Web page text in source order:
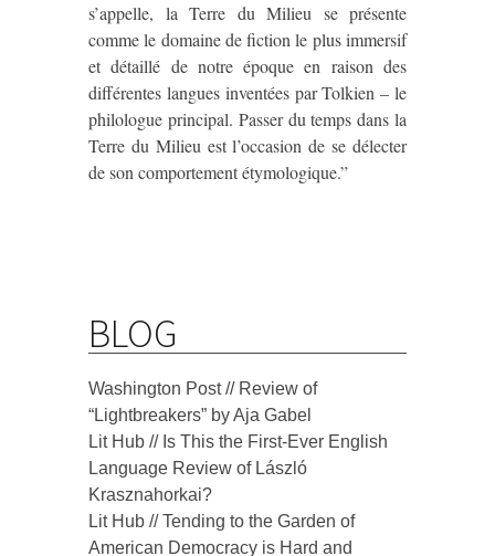
s’appelle, la Terre du Milieu se présente
comme le domaine de fiction le plus immersif
et détaillé de notre époque en raison des
différentes langues inventées par Tolkien – le
philologue principal. Passer du temps dans la
Terre du Milieu est l’occasion de se délecter
de son comportement étymologique.”
BLOG
Washington Post // Review of
“Lightbreakers” by Aja Gabel
Lit Hub // Is This the First-Ever English
Language Review of László
Krasznahorkai?
Lit Hub // Tending to the Garden of
American Democracy is Hard and